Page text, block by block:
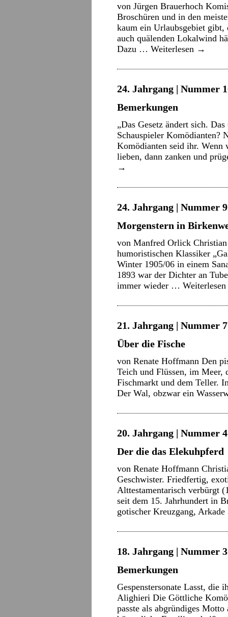
von Jürgen Brauerhoch
Broschüren und in den
kaum ein Urlaubsgebiet gibt,
auch quälenden Lokalwind
Dazu … Weiterlesen →
24. Jahrgang | Nummer
Bemerkungen
„Das Gesetz ändert sich.
Schauspieler Komödianten?
Komödianten seid ihr.
lieben, dann zanken und
→
24. Jahrgang | Nummer
Morgenstern in
von Manfred Orlick Christian
humoristischen Klassiker
Winter 1905/06 in einem
1893 war der Dichter an
immer wieder … Weiterlesen
21. Jahrgang | Nummer
Über die Fische
von Renate Hoffmann Den
Teich und Flüssen, im Meer,
Fischmarkt und dem Teller.
Der Wal, obzwar ein
20. Jahrgang | Nummer
Der die das Elekuhpferd
von Renate Hoffmann
Geschwister. Friedfertig,
Alttestamentarisch verbürgt
seit dem 15. Jahrhundert in
gotischer Kreuzgang,
18. Jahrgang | Nummer
Bemerkungen
Gespenstersonate Lasst, die
Alighieri Die Göttliche
passte als abgründiges